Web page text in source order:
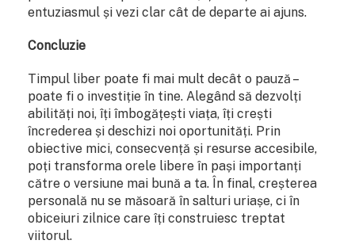
entuziasmul și vezi clar cât de departe ai ajuns.
Concluzie
Timpul liber poate fi mai mult decât o pauză –
poate fi o investiție în tine. Alegând să dezvolți
abilități noi, îți îmbogățești viața, îți crești
încrederea și deschizi noi oportunități. Prin
obiective mici, consecvență și resurse accesibile,
poți transforma orele libere în pași importanți
către o versiune mai bună a ta. În final, creșterea
personală nu se măsoară în salturi uriașe, ci în
obiceiuri zilnice care îți construiesc treptat
viitorul.